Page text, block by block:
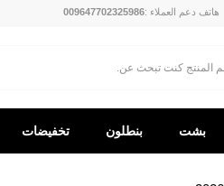
هاتف دعم العملاء :009647702325986
بشت بنطلون تخفيضات